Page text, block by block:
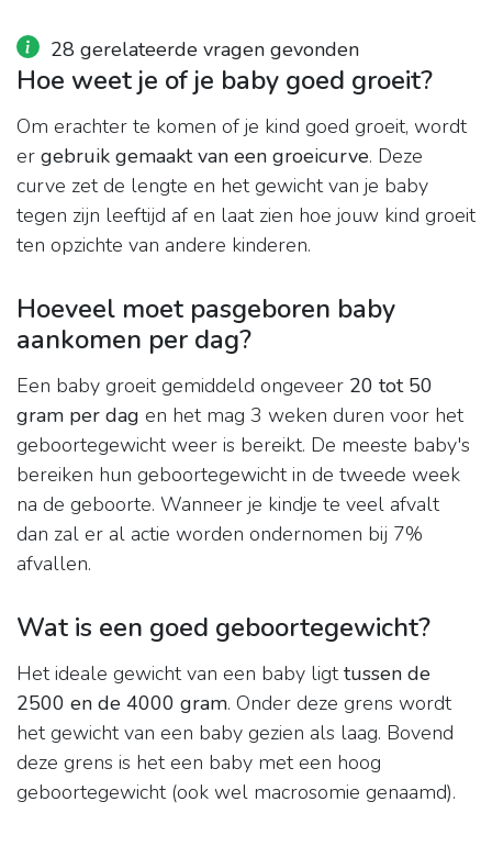
28 gerelateerde vragen gevonden
Hoe weet je of je baby goed groeit?
Om erachter te komen of je kind goed groeit, wordt
er gebruik gemaakt van een groeicurve. Deze
curve zet de lengte en het gewicht van je baby
tegen zijn leeftijd af en laat zien hoe jouw kind groeit
ten opzichte van andere kinderen.
Hoeveel moet pasgeboren baby
aankomen per dag?
Een baby groeit gemiddeld ongeveer 20 tot 50
gram per dag en het mag 3 weken duren voor het
geboortegewicht weer is bereikt. De meeste baby's
bereiken hun geboortegewicht in de tweede week
na de geboorte. Wanneer je kindje te veel afvalt
dan zal er al actie worden ondernomen bij 7%
afvallen.
Wat is een goed geboortegewicht?
Het ideale gewicht van een baby ligttussen de
2500 en de 4000 gram. Onder deze grens wordt
het gewicht van een baby gezien als laag. Bovend
deze grens is het een baby met een hoog
geboortegewicht (ook wel macrosomie genaamd).